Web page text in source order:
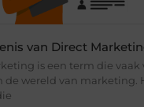
van Direct
is een term die vaak
de wereld van marketing.